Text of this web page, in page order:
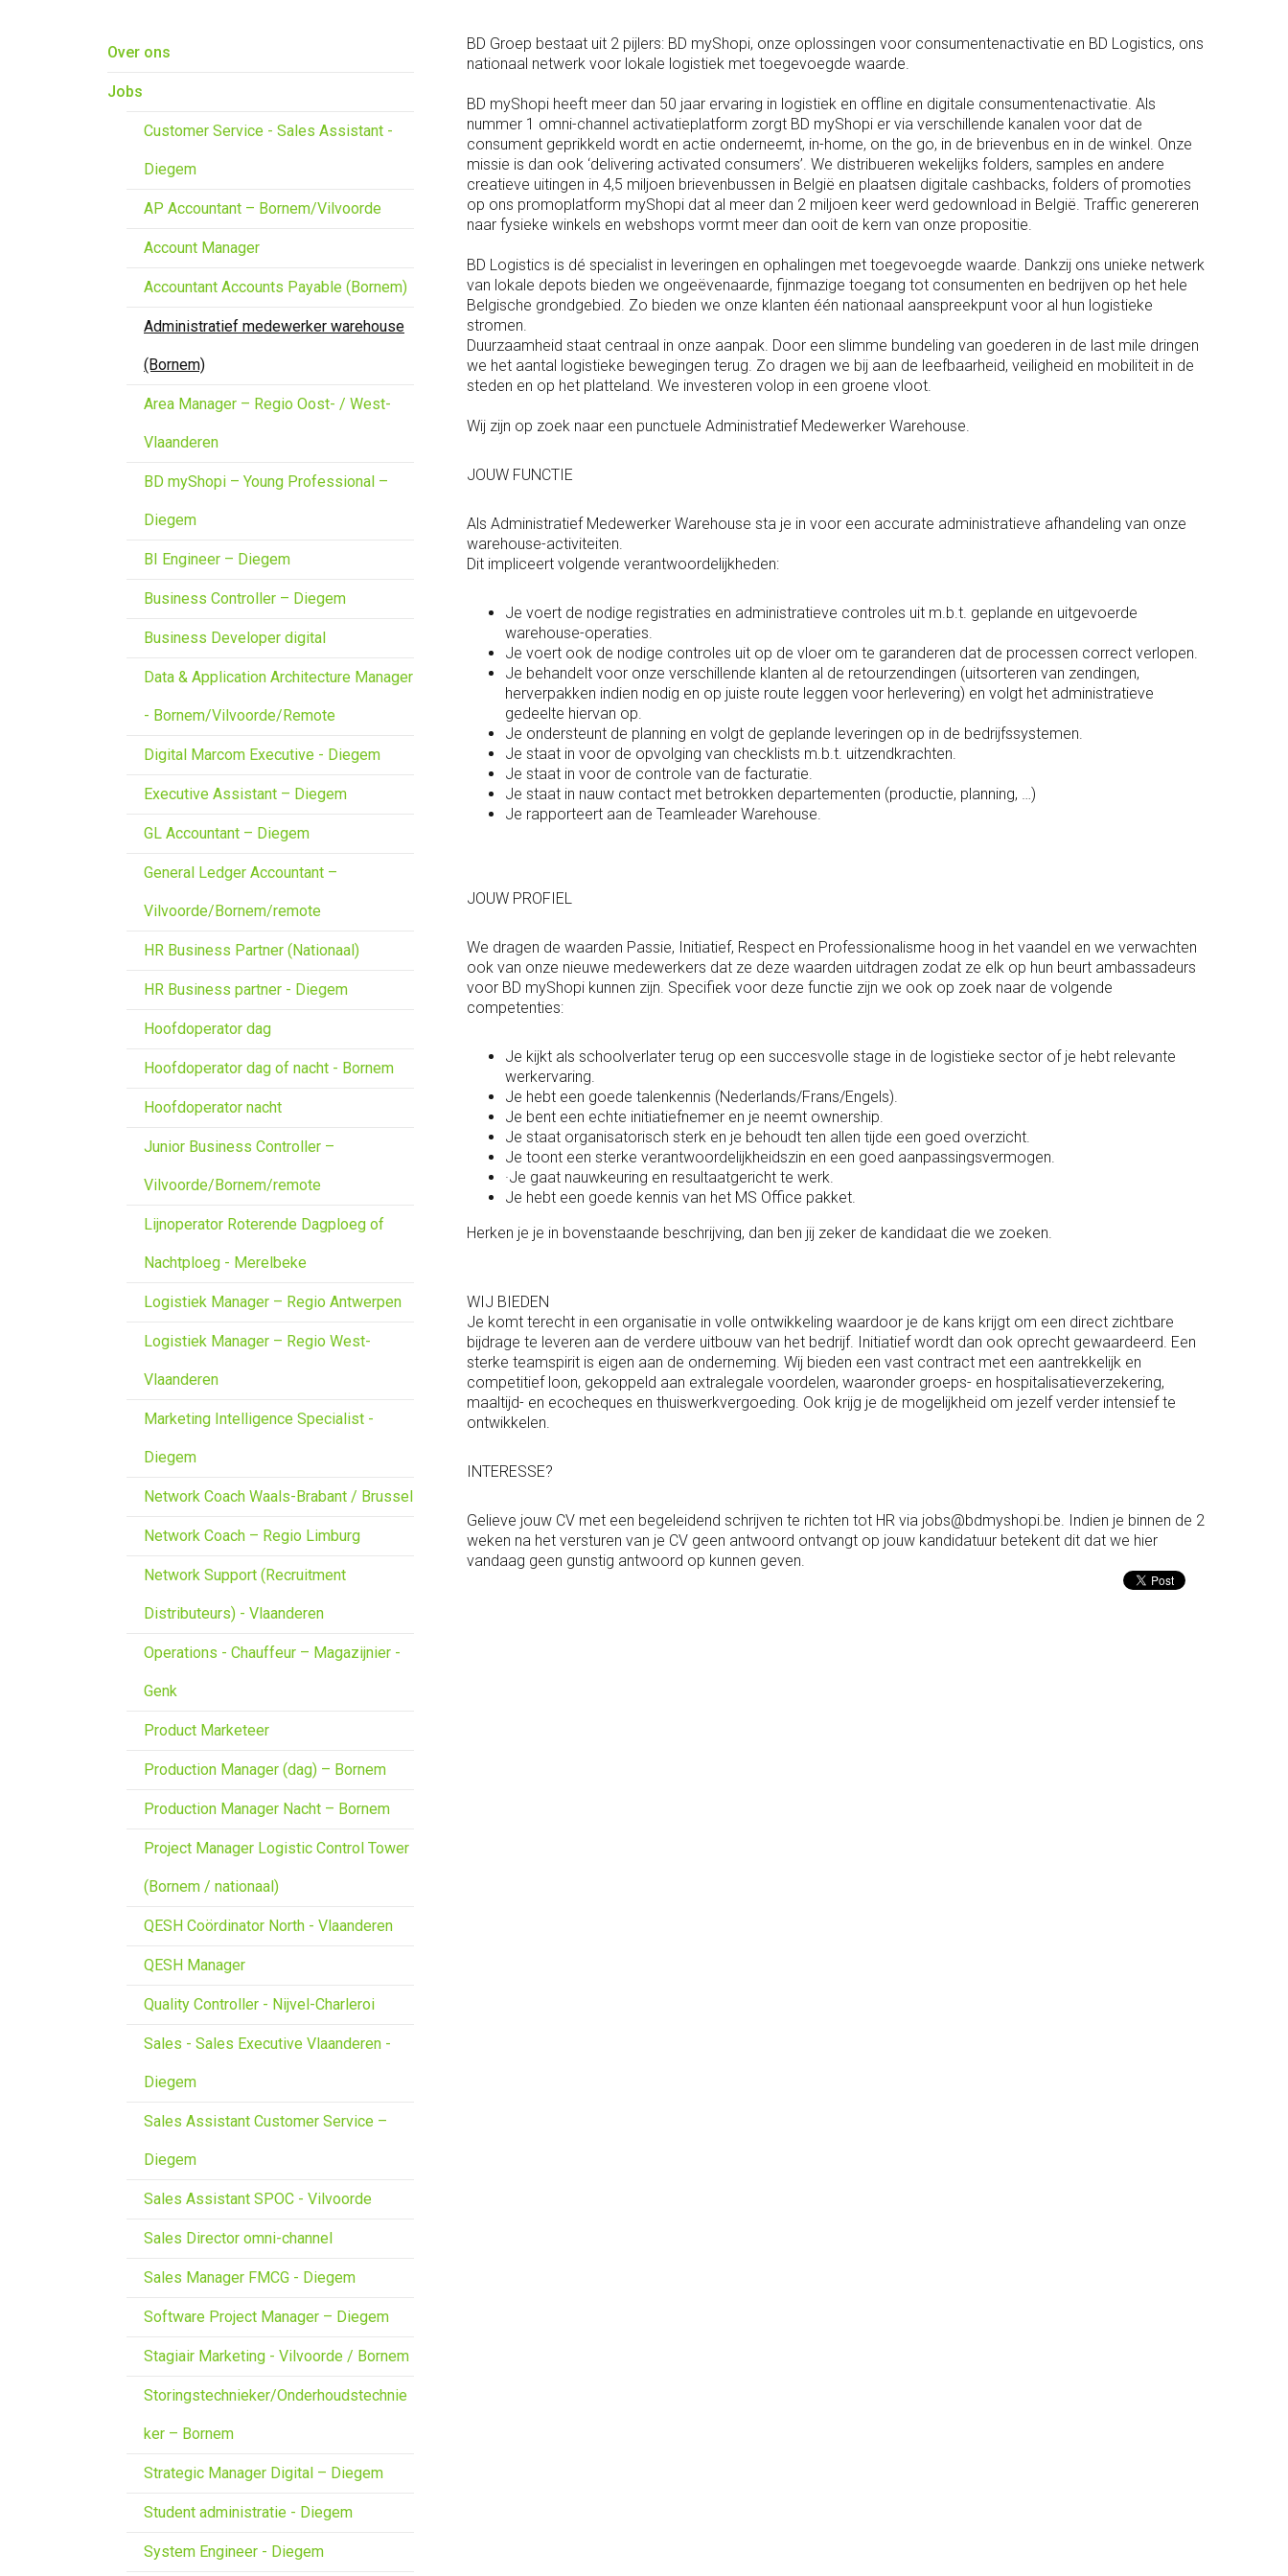
Over ons
Jobs
Customer Service - Sales Assistant -
Diegem
AP Accountant – Bornem/Vilvoorde
Account Manager
Accountant Accounts Payable (Bornem)
Administratief medewerker warehouse
(Bornem)
Area Manager – Regio Oost- / West-
Vlaanderen
BD myShopi – Young Professional –
Diegem
BI Engineer – Diegem
Business Controller – Diegem
Business Developer digital
Data & Application Architecture Manager
- Bornem/Vilvoorde/Remote
Digital Marcom Executive - Diegem
Executive Assistant – Diegem
GL Accountant – Diegem
General Ledger Accountant –
Vilvoorde/Bornem/remote
HR Business Partner (Nationaal)
HR Business partner - Diegem
Hoofdoperator dag
Hoofdoperator dag of nacht - Bornem
Hoofdoperator nacht
Junior Business Controller –
Vilvoorde/Bornem/remote
Lijnoperator Roterende Dagploeg of
Nachtploeg - Merelbeke
Logistiek Manager – Regio Antwerpen
Logistiek Manager – Regio West-
Vlaanderen
Marketing Intelligence Specialist -
Diegem
Network Coach Waals-Brabant / Brussel
Network Coach – Regio Limburg
Network Support (Recruitment
Distributeurs) - Vlaanderen
Operations - Chauffeur – Magazijnier -
Genk
Product Marketeer
Production Manager (dag) – Bornem
Production Manager Nacht – Bornem
Project Manager Logistic Control Tower
(Bornem / nationaal)
QESH Coördinator North - Vlaanderen
QESH Manager
Quality Controller - Nijvel-Charleroi
Sales - Sales Executive Vlaanderen -
Diegem
Sales Assistant Customer Service –
Diegem
Sales Assistant SPOC - Vilvoorde
Sales Director omni-channel
Sales Manager FMCG - Diegem
Software Project Manager – Diegem
Stagiair Marketing - Vilvoorde / Bornem
Storingstechnieker/Onderhoudstechnie
ker – Bornem
Strategic Manager Digital – Diegem
Student administratie - Diegem
System Engineer - Diegem
BD Groep bestaat uit 2 pijlers: BD myShopi, onze oplossingen voor consumentenactivatie en BD Logistics, ons
nationaal netwerk voor lokale logistiek met toegevoegde waarde.
BD myShopi heeft meer dan 50 jaar ervaring in logistiek en offline en digitale consumentenactivatie. Als
nummer 1 omni-channel activatieplatform zorgt BD myShopi er via verschillende kanalen voor dat de
consument geprikkeld wordt en actie onderneemt, in-home, on the go, in de brievenbus en in de winkel. Onze
missie is dan ook ‘delivering activated consumers’. We distribueren wekelijks folders, samples en andere
creatieve uitingen in 4,5 miljoen brievenbussen in België en plaatsen digitale cashbacks, folders of promoties
op ons promoplatform myShopi dat al meer dan 2 miljoen keer werd gedownload in België. Traffic genereren
naar fysieke winkels en webshops vormt meer dan ooit de kern van onze propositie.
BD Logistics is dé specialist in leveringen en ophalingen met toegevoegde waarde. Dankzij ons unieke netwerk
van lokale depots bieden we ongeëvenaarde, fijnmazige toegang tot consumenten en bedrijven op het hele
Belgische grondgebied. Zo bieden we onze klanten één nationaal aanspreekpunt voor al hun logistieke
stromen.
Duurzaamheid staat centraal in onze aanpak. Door een slimme bundeling van goederen in de last mile dringen
we het aantal logistieke bewegingen terug. Zo dragen we bij aan de leefbaarheid, veiligheid en mobiliteit in de
steden en op het platteland. We investeren volop in een groene vloot.
Wij zijn op zoek naar een punctuele Administratief Medewerker Warehouse.
JOUW FUNCTIE
Als Administratief Medewerker Warehouse sta je in voor een accurate administratieve afhandeling van onze
warehouse-activiteiten.
Dit impliceert volgende verantwoordelijkheden:
Je voert de nodige registraties en administratieve controles uit m.b.t. geplande en uitgevoerde
warehouse-operaties.
Je voert ook de nodige controles uit op de vloer om te garanderen dat de processen correct verlopen.
Je behandelt voor onze verschillende klanten al de retourzendingen (uitsorteren van zendingen,
herverpakken indien nodig en op juiste route leggen voor herlevering) en volgt het administratieve
gedeelte hiervan op.
Je ondersteunt de planning en volgt de geplande leveringen op in de bedrijfssystemen.
Je staat in voor de opvolging van checklists m.b.t. uitzendkrachten.
Je staat in voor de controle van de facturatie.
Je staat in nauw contact met betrokken departementen (productie, planning, …)
Je rapporteert aan de Teamleader Warehouse.
JOUW PROFIEL
We dragen de waarden Passie, Initiatief, Respect en Professionalisme hoog in het vaandel en we verwachten
ook van onze nieuwe medewerkers dat ze deze waarden uitdragen zodat ze elk op hun beurt ambassadeurs
voor BD myShopi kunnen zijn. Specifiek voor deze functie zijn we ook op zoek naar de volgende
competenties:
Je kijkt als schoolverlater terug op een succesvolle stage in de logistieke sector of je hebt relevante
werkervaring.
Je hebt een goede talenkennis (Nederlands/Frans/Engels).
Je bent een echte initiatiefnemer en je neemt ownership.
Je staat organisatorisch sterk en je behoudt ten allen tijde een goed overzicht.
Je toont een sterke verantwoordelijkheidszin en een goed aanpassingsvermogen.
·Je gaat nauwkeuring en resultaatgericht te werk.
Je hebt een goede kennis van het MS Office pakket.
Herken je je in bovenstaande beschrijving, dan ben jij zeker de kandidaat die we zoeken.
WIJ BIEDEN
Je komt terecht in een organisatie in volle ontwikkeling waardoor je de kans krijgt om een direct zichtbare
bijdrage te leveren aan de verdere uitbouw van het bedrijf. Initiatief wordt dan ook oprecht gewaardeerd. Een
sterke teamspirit is eigen aan de onderneming. Wij bieden een vast contract met een aantrekkelijk en
competitief loon, gekoppeld aan extralegale voordelen, waaronder groeps- en hospitalisatieverzekering,
maaltijd- en ecocheques en thuiswerkvergoeding. Ook krijg je de mogelijkheid om jezelf verder intensief te
ontwikkelen.
INTERESSE?
Gelieve jouw CV met een begeleidend schrijven te richten tot HR via jobs@bdmyshopi.be. Indien je binnen de 2
weken na het versturen van je CV geen antwoord ontvangt op jouw kandidatuur betekent dit dat we hier
vandaag geen gunstig antwoord op kunnen geven.